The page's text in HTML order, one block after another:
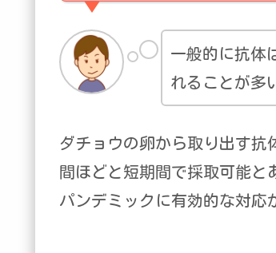
一般的に抗体
れることが多
ダチョウの卵から取り出す抗
間ほどと短期間で採取可能と
パンデミックに有効的な対応